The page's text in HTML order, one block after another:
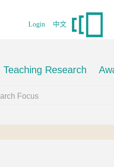
Login 中文
Teaching Research
Focus